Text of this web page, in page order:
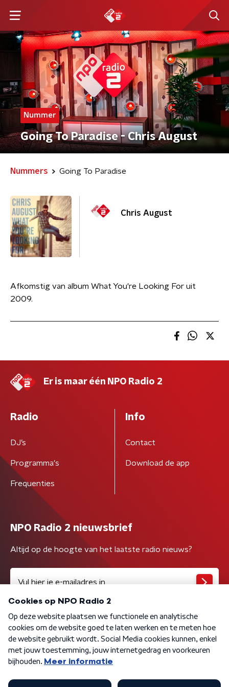
Nummer
Going To Paradise - Chris August
Nummers Going To Paradise
Chris August
Afkomstig van album What You're Looking For uit
2009.
Er is maar één NPO Radio 2
Radio
DJ’s
Programma's
Frequenties
Info
Contact
Download de app
NPO Radio 2 nieuwsbrief
Altijd op de hoogte van het laatste radio nieuws?
Algemene voorwaarden